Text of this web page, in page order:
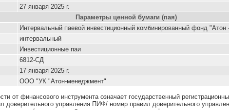
27 января 2025 г.
Параметры ценной бумаги (пая)
Интервальный паевой инвестиционный комбинированный фонд
интервальный
Инвестиционные паи
6812-СД
17 января 2025 г.
ООО "УК "Атон-менеджмент"
от финансового инструмента означает государственный
доверительного управления ПИФ/ номер правил доверительного